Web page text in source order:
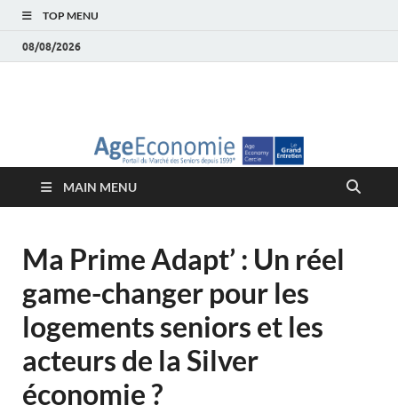
TOP MENU
08/08/2026
économie – Marché
des Seniors
MAIN MENU
Ma Prime Adapt’ : Un réel
game-changer pour les
logements seniors et les
acteurs de la Silver
économie ?